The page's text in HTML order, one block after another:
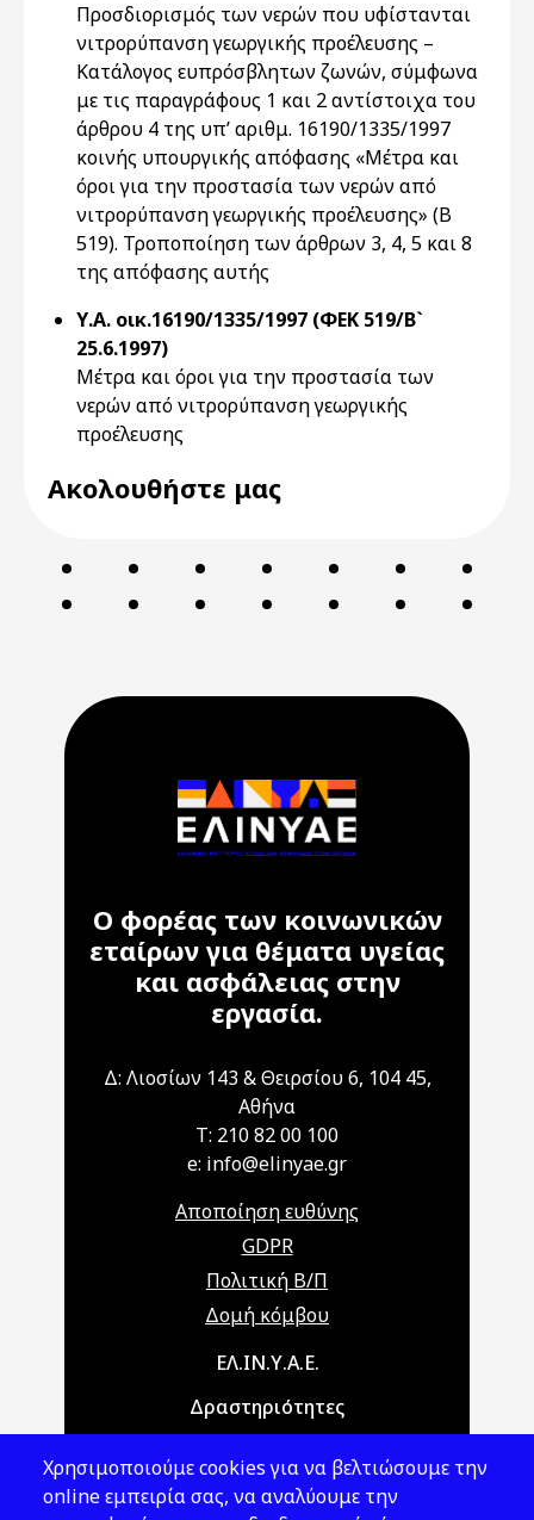
Προσδιορισμός των νερών που υφίστανται
νιτρορύπανση γεωργικής προέλευσης –
Κατάλογος ευπρόσβλητων ζωνών, σύμφωνα
με τις παραγράφους 1 και 2 αντίστοιχα του
άρθρου 4 της υπ’ αριθμ. 16190/1335/1997
κοινής υπουργικής απόφασης «Μέτρα και
όροι για την προστασία των νερών από
νιτρορύπανση γεωργικής προέλευσης» (Β
519). Τροποποίηση των άρθρων 3, 4, 5 και 8
της απόφασης αυτής
Υ.Α. οικ.16190/1335/1997 (ΦΕΚ 519/Β`
25.6.1997)
Μέτρα και όροι για την προστασία των
νερών από νιτρορύπανση γεωργικής
προέλευσης
Ακολουθήστε μας
Ο φορέας των κοινωνικών
εταίρων για θέματα υγείας
και ασφάλειας στην
εργασία.
Δ: Λιοσίων 143 & Θειρσίου 6, 104 45,
Αθήνα
T: 210 82 00 100
e: info@elinyae.gr
Αποποίηση ευθύνης
GDPR
Πολιτική Β/Π
Δομή κόμβου
Main navigationΕΛ.ΙΝ.Υ.Α.Ε.
Δραστηριότητες
Νομοθεσία
Χρησιμοποιούμε cookies για να βελτιώσουμε την
online εμπειρία σας, να αναλύουμε την